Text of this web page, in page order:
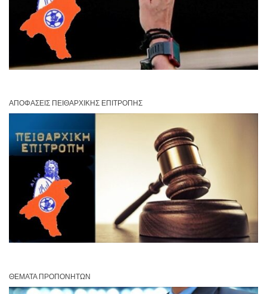
ΑΠΟΦΆΣΕΙΣ ΠΕΙΘΑΡΧΙΚΉΣ ΕΠΙΤΡΟΠΉΣ
ΘΈΜΑΤΑ ΠΡΟΠΟΝΗΤΏΝ